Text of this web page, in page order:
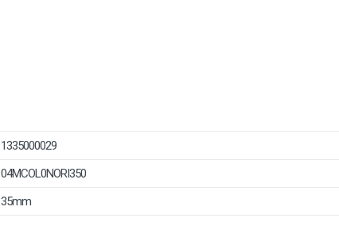
1335000029
04MCOL0NORI350
35mm